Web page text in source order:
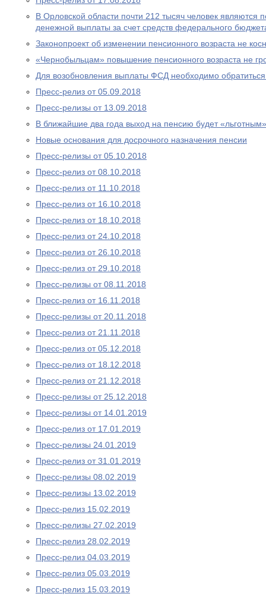
В Орловской области почти 212 тысяч человек являются
денежной выплаты за счет средств федерального
Законопроект об изменении пенсионного возраста не
«Чернобыльцам» повышение пенсионного возраста не
Для возобновления выплаты ФСД необходимо
Пресс-релиз от 05.09.2018
Пресс-релизы от 13.09.2018
В ближайшие два года выход на пенсию будет «льготным»
Новые основания для досрочного назначения пенсии
Пресс-релизы от 05.10.2018
Пресс-релиз от 08.10.2018
Пресс-релиз от 11.10.2018
Пресс-релиз от 16.10.2018
Пресс-релиз от 18.10.2018
Пресс-релиз от 24.10.2018
Пресс-релиз от 26.10.2018
Пресс-релиз от 29.10.2018
Пресс-релизы от 08.11.2018
Пресс-релиз от 16.11.2018
Пресс-релизы от 20.11.2018
Пресс-релиз от 21.11.2018
Пресс-релиз от 05.12.2018
Пресс-релиз от 18.12.2018
Пресс-релиз от 21.12.2018
Пресс-релизы от 25.12.2018
Пресс-релизы от 14.01.2019
Пресс-релиз от 17.01.2019
Пресс-релизы 24.01.2019
Пресс-релиз от 31.01.2019
Пресс-релизы 08.02.2019
Пресс-релизы 13.02.2019
Пресс-релиз 15.02.2019
Пресс-релизы 27.02.2019
Пресс-релиз 28.02.2019
Пресс-релиз 04.03.2019
Пресс-релиз 05.03.2019
Пресс-релиз 15.03.2019